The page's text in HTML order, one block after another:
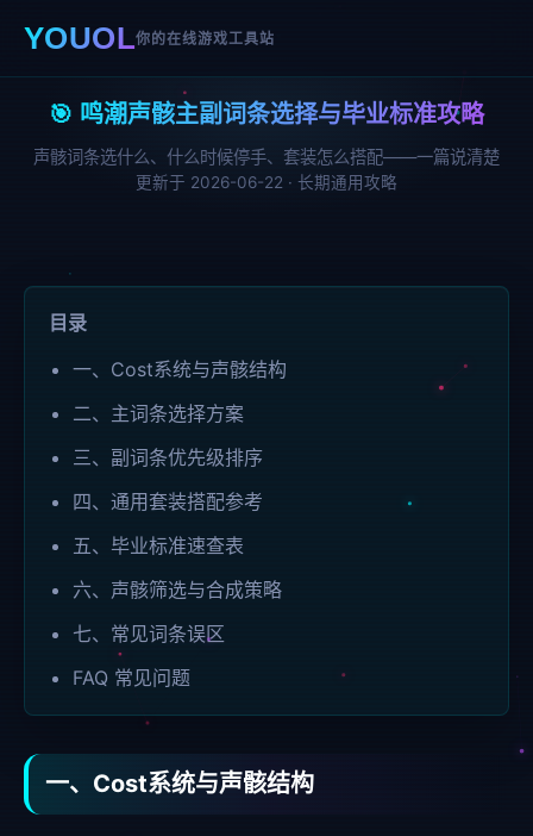
YOUOL你的在线游戏工具站
🎯 鸣潮声骸主副词条选择与毕业标准攻略
声骸词条选什么、什么时候停手、套装怎么搭配——一篇说清楚
更新于 2026-06-22 · 长期通用攻略
目录
一、Cost系统与声骸结构
二、主词条选择方案
三、副词条优先级排序
四、通用套装搭配参考
五、毕业标准速查表
六、声骸筛选与合成策略
七、常见词条误区
FAQ 常见问题
一、Cost系统与声骸结构